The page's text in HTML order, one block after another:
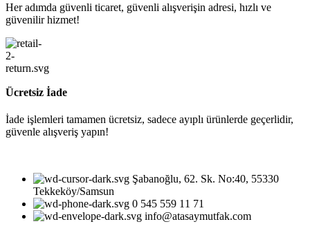
Her adımda güvenli ticaret, güvenli alışverişin adresi, hızlı ve
güvenilir hizmet!
Ücretsiz İade
İade işlemleri tamamen ücretsiz, sadece ayıplı ürünlerde geçerlidir,
güvenle alışveriş yapın!
Şabanoğlu, 62. Sk. No:40, 55330
Tekkeköy/Samsun
0 545 559 11 71
info@atasaymutfak.com